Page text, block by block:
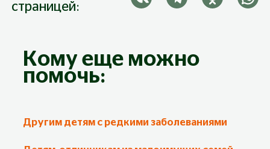
страницей:
Кому еще можно
помочь:
Другим детям с редкими заболеваниями